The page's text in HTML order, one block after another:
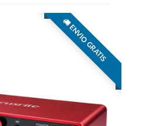
ENVIO GRATIS